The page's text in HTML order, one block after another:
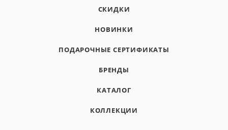
СКИДКИ
НОВИНКИ
ПОДАРОЧНЫЕ СЕРТИФИКАТЫ
БРЕНДЫ
КАТАЛОГ
КОЛЛЕКЦИИ